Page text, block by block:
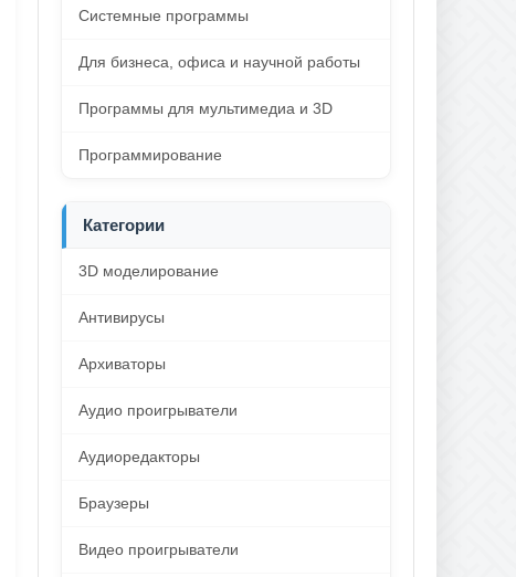
Системные программы
Для бизнеса, офиса и научной работы
Программы для мультимедиа и 3D
Программирование
Категории
3D моделирование
Антивирусы
Архиваторы
Аудио проигрыватели
Аудиоредакторы
Браузеры
Видео проигрыватели